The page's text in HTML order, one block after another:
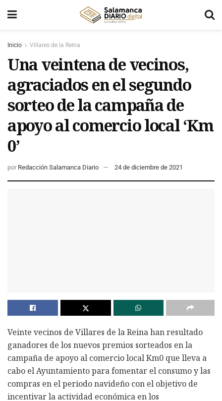
Inicio Villares de la Reina
Una veintena de vecinos,
agraciados en el segundo
sorteo de la campaña de
apoyo al comercio local ‘Km
0’
por Redacción Salamanca Diario 24 de diciembre de 2021
Veinte vecinos de Villares de la Reina han resultado
ganadores de los nuevos premios sorteados en la
campaña de apoyo al comercio local Km0 que lleva a
cabo el Ayuntamiento para fomentar el consumo y las
compras en el periodo navideño con el objetivo de
incentivar la actividad económica en los